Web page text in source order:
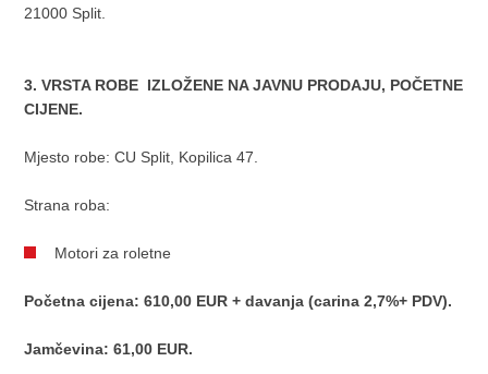
21000 Split.
3. VRSTA ROBE IZLOŽENE NA JAVNU PRODAJU, POČETNE
CIJENE.
Mjesto robe: CU Split, Kopilica 47.
Strana roba:
Motori za roletne
Početna cijena: 610,00 EUR + davanja (carina 2,7%+ PDV).
Jamčevina: 61,00 EUR.